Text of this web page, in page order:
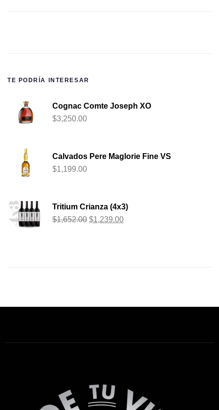
TE PODRÍA INTERESAR
Cognac Comte Joseph XO
$3,250.00
Calvados Pere Maglorie Fine VS
$1,199.00
Tritium Crianza (4x3)
$1,652.00 $1,239.00